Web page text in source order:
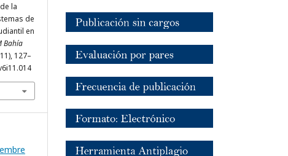
la
de
en
Bahía
127–